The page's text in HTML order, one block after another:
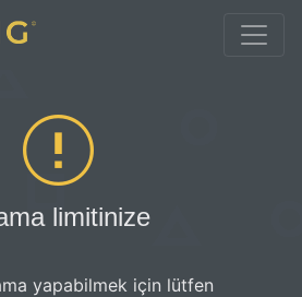
limitinize
yapabilmek için lütfen